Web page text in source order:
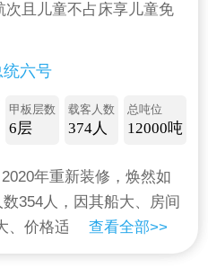
次且儿童不占床享儿童免
六号
甲板层数
6层
载客人数
374人
总吨位
12000吨
年重新装修，焕然如
354人，因其船大、房间
价格适中而深受中老年
现代功能带来的现代技术
查看全部>>